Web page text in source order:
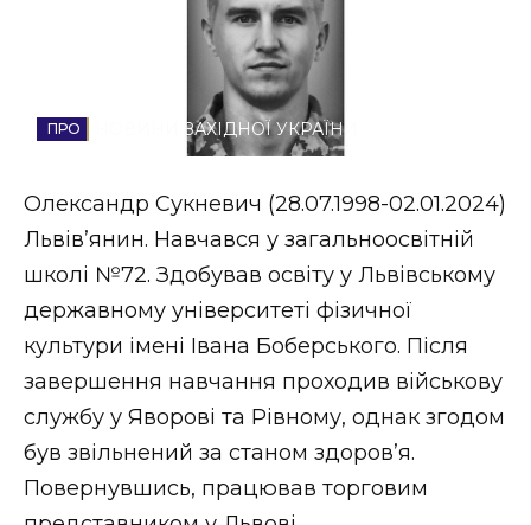
Втрачений Ужгород
Втрачений Ужгород (відеоверсія)
ЗАКАРПАТСЬКІ НОВИНИ
НОВИНИ ЗАХІДНОЇ УКРАЇНИ
НОВИНИ ЗАХІДНОЇ УКРАЇНИ
Олександр Сукневич (28.07.1998-02.01.2024)
Львів’янин. Навчався у загальноосвітній
школі №72. Здобував освіту у Львівському
державному університеті фізичної
культури імені Івана Боберського. Після
завершення навчання проходив військову
службу у Яворові та Рівному, однак згодом
був звільнений за станом здоров’я.
Повернувшись, працював торговим